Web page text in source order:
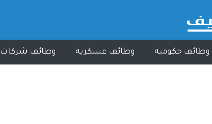
وظائف حكومية وظائف عسكرية وظائف شركات